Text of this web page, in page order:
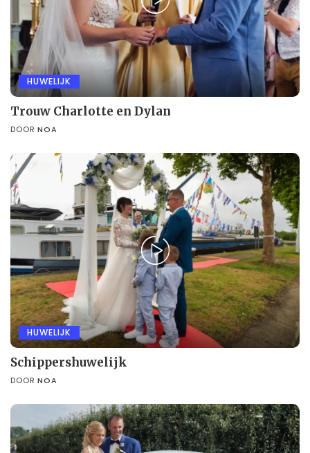
HUWELIJK
Trouw Charlotte en Dylan
DOOR NOA
HUWELIJK
Schippershuwelijk
DOOR NOA